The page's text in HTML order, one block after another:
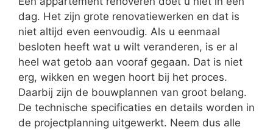
dag. Het zijn grote renovatiewerken en dat is
niet altijd even eenvoudig. Als u eenmaal
besloten heeft wat u wilt veranderen, is er al
heel wat getob aan vooraf gegaan. Dat is niet
erg, wikken en wegen hoort bij het proces.
Daarbij zijn de bouwplannen van groot belang.
De technische specificaties en details worden in
de projectplanning uitgewerkt. Neem dus alle